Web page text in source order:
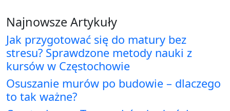
Najnowsze Artykuły
Jak przygotować się do matury bez
stresu? Sprawdzone metody nauki z
kursów w Częstochowie
Osuszanie murów po budowie – dlaczego
to tak ważne?